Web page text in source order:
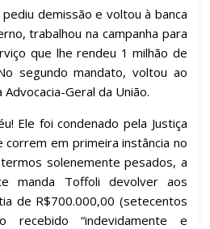
demissão e voltou à banca
trabalhou na campanha para
que lhe rendeu 1 milhão de
segundo mandato, voltou ao
Geral da União.
Ele foi condenado pela Justiça
em primeira instância no
solenemente pesados, a
manda Toffoli devolver aos
de R$700.000,00 (setecentos
recebido “indevidamente e